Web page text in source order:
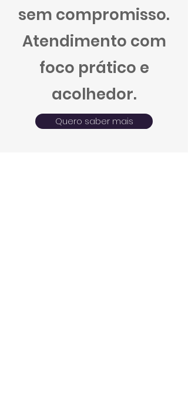
sem compromisso.
Atendimento com
foco prático e
acolhedor.
Quero saber mais